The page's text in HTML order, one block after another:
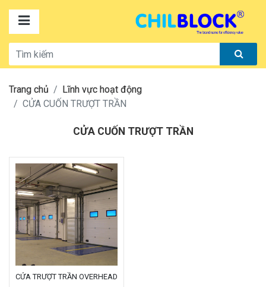
Trang chủ
Lĩnh vực hoạt động
CỬA CUỐN TRƯỢT TRẦN
CỬA CUỐN TRƯỢT TRẦN
CỬA TRƯỢT TRẦN OVERHEAD